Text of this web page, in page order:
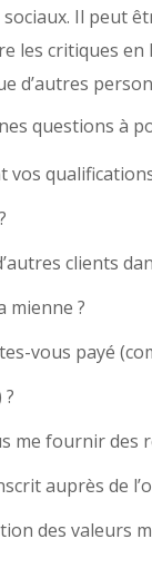
Il peut
les critiques en
d’autres
questions à
vos
clients
mienne ?
vous payé
me fournir des
auprès de
des valeurs